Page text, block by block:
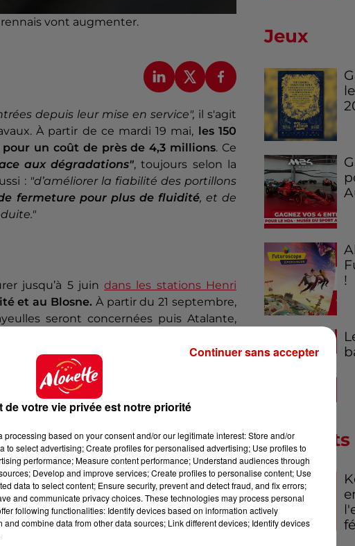
vont augmenter.
depuis leur mise en service", il s'agit
À partir de ce mardi 19 mai, les 150
un coût de près de 4,3 millions. Ce
aux dégradations", toujours selon la
: "d’améliorer la fiabilité des portillons
fermeture pour plus de fluidité, et de
jusqu’à 5 juindans les stations Henri
et au Blosne. À partir du 21 septembre,
seront concernées puis Atalante,
se poursuivra
Université sera partiellement fermée
d'informations seront communiquées en
et"l'entreprise qui intervient sera
information sur les dates de travaux via
médias du réseau STAR,comme le site
également mise en place pour"le
rennaise. Depuis leur mise en
capitale bretonne passant de 10% à 6,4%
Jeux
!
Podcasts
de votre vie privée est notre priorité
processing based on your consent and/or our legitimate interest: Store and/or
to select advertising; Create profiles for personalised advertising; Use profiles to
performance; Measure content performance; Understand audiences through
Develop and improve services; Create profiles to personalise content; Use
data to select content; Ensure security, prevent and detect fraud, and fix errors;
and communicate privacy choices. These technologies may process personal
following functionalities: Identify devices based on information actively
combine data from other data sources; Link different devices; Identify devices
Continuer sans accepter